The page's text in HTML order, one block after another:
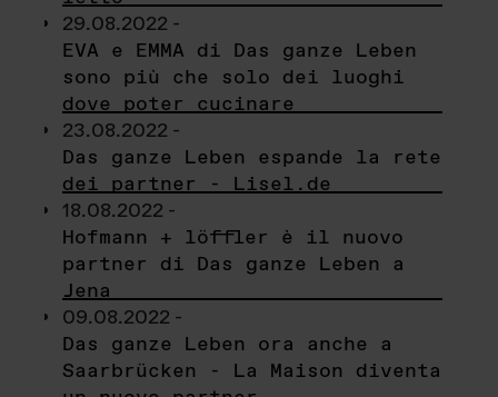
29.08.2022 -
EVA e EMMA di Das ganze Leben
sono più che solo dei luoghi
dove poter cucinare
23.08.2022 -
Das ganze Leben espande la rete
dei partner - Lisel.de
18.08.2022 -
Hofmann + löffler è il nuovo
partner di Das ganze Leben a
Jena
09.08.2022 -
Das ganze Leben ora anche a
Saarbrücken - La Maison diventa